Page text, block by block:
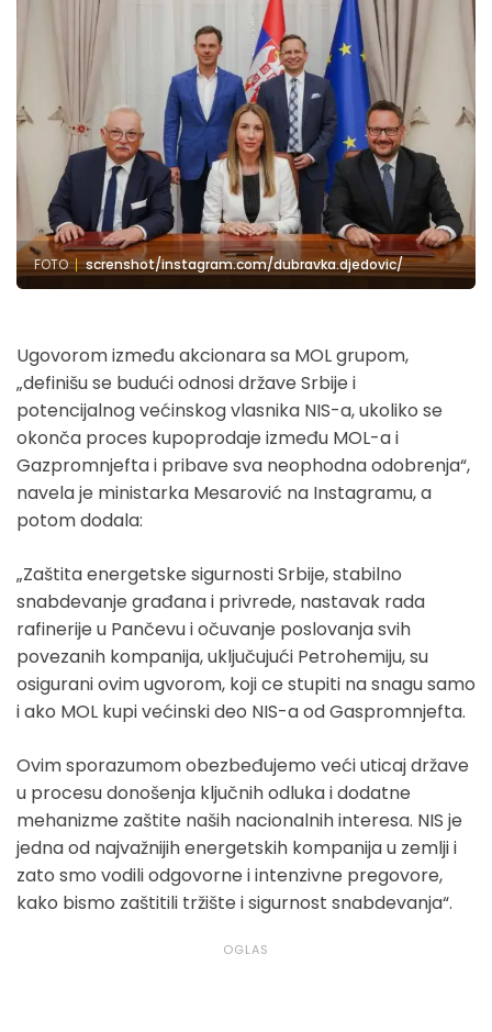
FOTO screnshot/instagram.com/dubravka.djedovic/
Ugovorom između akcionara sa MOL grupom,
„definišu se budući odnosi države Srbije i
potencijalnog većinskog vlasnika NIS-a, ukoliko se
okonča proces kupoprodaje između MOL-a i
Gazpromnjefta i pribave sva neophodna odobrenja“,
navela je ministarka Mesarović na Instagramu, a
potom dodala:
„Zaštita energetske sigurnosti Srbije, stabilno
snabdevanje građana i privrede, nastavak rada
rafinerije u Pančevu i očuvanje poslovanja svih
povezanih kompanija, uključujući Petrohemiju, su
osigurani ovim ugvorom, koji ce stupiti na snagu samo
i ako MOL kupi većinski deo NIS-a od Gaspromnjefta.
Ovim sporazumom obezbeđujemo veći uticaj države
u procesu donošenja ključnih odluka i dodatne
mehanizme zaštite naših nacionalnih interesa. NIS je
jedna od najvažnijih energetskih kompanija u zemlji i
zato smo vodili odgovorne i intenzivne pregovore,
kako bismo zaštitili tržište i sigurnost snabdevanja“.